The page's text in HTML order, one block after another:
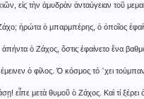
εἰς τὴν ἀμυδρὰν ἀνταύγειαν τοῦ
ἠρώτα ὁ μπαρμπέρης, ὁ ὁποῖος
ἀπήντα ὁ Ζάχος, ὅστις ἐφαίνετο ἕνα
ὁ φίλος. Ὁ κόσμος τό ᾽χει
μετὰ θυμοῦ ὁ Ζάχος. Καὶ τί ξέρει ὁ